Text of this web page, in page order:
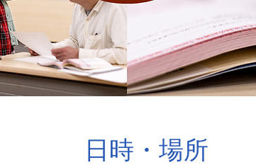
日時・場所